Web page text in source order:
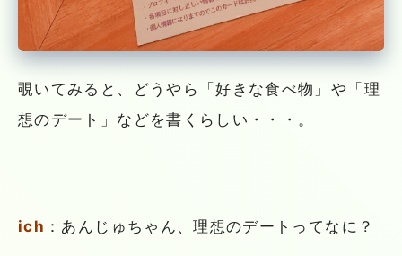
覗いてみると、どうやら「好きな食べ物」や「理
想のデート」などを書くらしい・・・。
ich ：あんじゅちゃん、理想のデートってなに？